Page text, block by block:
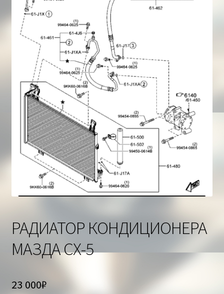
Корзина
РАДИАТОР КОНДИЦИОНЕРА
МАЗДА СХ-5
23 000₽